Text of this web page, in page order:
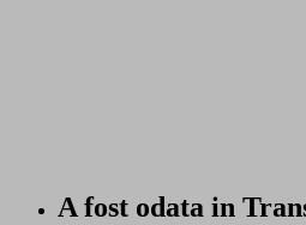
A fost odata in